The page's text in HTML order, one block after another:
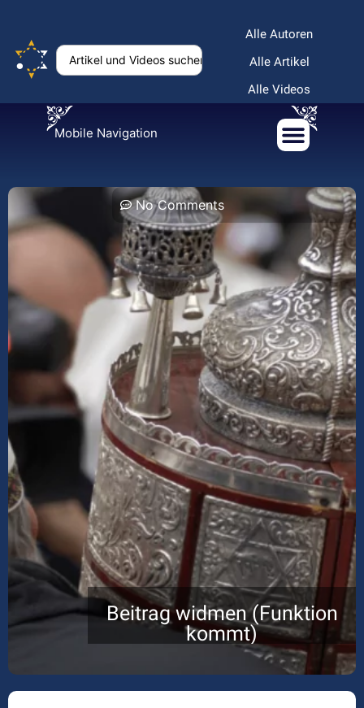
Alle Autoren
Alle Artikel
Alle Videos
Mobile Navigation
No Comments
Beitrag widmen (Funktion
kommt)